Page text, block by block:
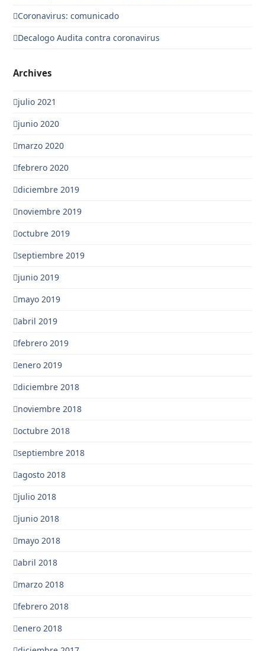
Coronavirus: comunicado
Decalogo Audita contra coronavirus
Archives
julio 2021
junio 2020
marzo 2020
febrero 2020
diciembre 2019
noviembre 2019
octubre 2019
septiembre 2019
junio 2019
mayo 2019
abril 2019
febrero 2019
enero 2019
diciembre 2018
noviembre 2018
octubre 2018
septiembre 2018
agosto 2018
julio 2018
junio 2018
mayo 2018
abril 2018
marzo 2018
febrero 2018
enero 2018